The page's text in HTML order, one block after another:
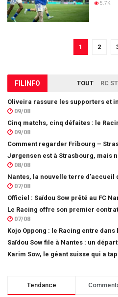
5.7K
1 2
FIL INFO TOUT RC
Oliveira rassure les supporters et
09/08
Cinq matchs, cinq défaites : le
09/08
Comment regarder Fribourg –
Jørgensen est à Strasbourg, mais
08/08
Nantes, la nouvelle terre
07/08
Officiel : Saïdou Sow prêté au FC
Le Racing offre son premier
07/08
Kojo Oppong : le Racing entre dans
Saïdou Sow file à Nantes : un
Karim Sow, le géant suisse qui a
Tendance